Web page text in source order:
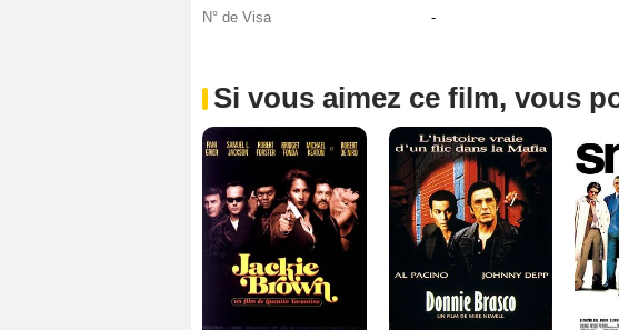
N° de Visa
-
Si vous aimez ce film, vous